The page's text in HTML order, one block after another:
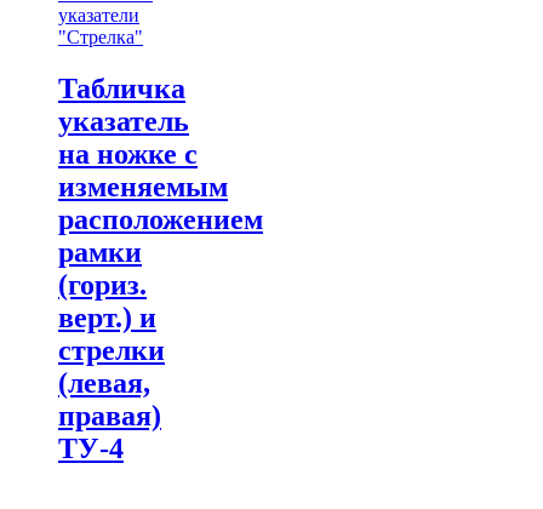
указатели
"Стрелка"
Табличка
указатель
на ножке с
изменяемым
расположением
рамки
(гориз.
верт.) и
стрелки
(левая,
правая)
ТУ-4